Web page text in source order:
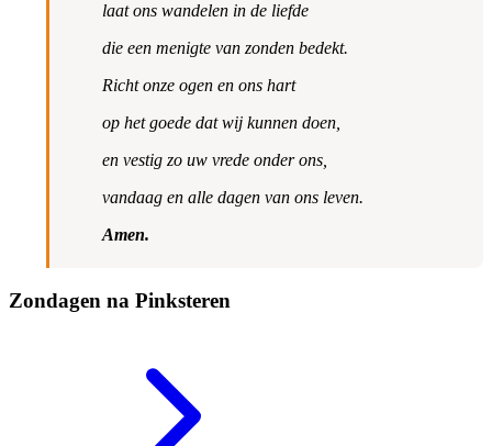
laat ons wandelen in de liefde
die een menigte van zonden bedekt.
Richt onze ogen en ons hart
op het goede dat wij kunnen doen,
en vestig zo uw vrede onder ons,
vandaag en alle dagen van ons leven.
Amen.
Zondagen na Pinksteren